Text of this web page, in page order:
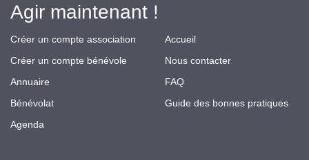
Agir maintenant !
Créer un compte association
Créer un compte bénévole
Annuaire
Bénévolat
Agenda
Accueil
Nous contacter
FAQ
Guide des bonnes pratiques